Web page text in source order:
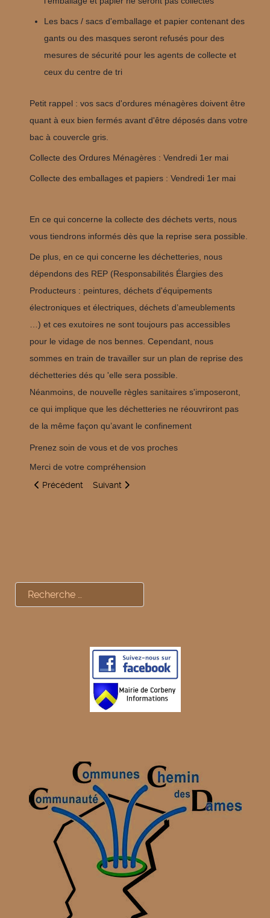
Les bacs / sacs d'emballage et papier contenant des
gants ou des masques seront refusés pour des
mesures de sécurité pour les agents de collecte et
ceux du centre de tri
Petit rappel : vos sacs d'ordures ménagères doivent être
quant à eux bien fermés avant d'être déposés dans votre
bac à couvercle gris.
Collecte des Ordures Ménagères : Vendredi 1er mai
Collecte des emballages et papiers : Vendredi 1er mai
En ce qui concerne la collecte des déchets verts, nous
vous tiendrons informés dès que la reprise sera possible.
De plus, en ce qui concerne les déchetteries, nous
dépendons des REP (Responsabilités Élargies des
Producteurs : peintures, déchets d'équipements
électroniques et électriques, déchets d’ameublements
…) et ces exutoires ne sont toujours pas accessibles
pour le vidage de nos bennes. Cependant, nous
sommes en train de travailler sur un plan de reprise des
déchetteries dés qu 'elle sera possible.
Néanmoins, de nouvelle règles sanitaires s'imposeront,
ce qui implique que les déchetteries ne réouvriront pas
de la même façon qu’avant le confinement
Prenez soin de vous et de vos proches
Merci de votre compréhension
Article précédent : Masques
Précédent Article suivant : Garderie
Suivant
Rechercher